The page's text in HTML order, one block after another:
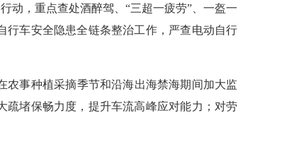
动，重点查处酒醉驾、“三超一疲劳”、一盔一
行车安全隐患全链条整治工作，严查电动自行
事种植采摘季节和沿海出海禁海期间加大监
疏堵保畅力度，提升车流高峰应对能力；对劳